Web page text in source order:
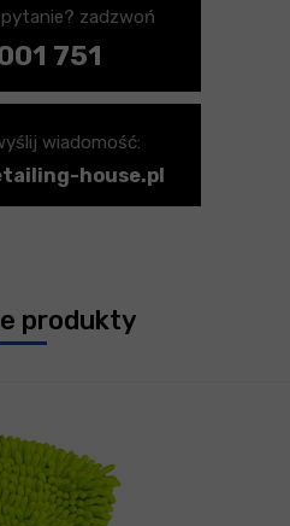
pytanie? zadzwoń
751
wiadomość:
house.pl
produkty